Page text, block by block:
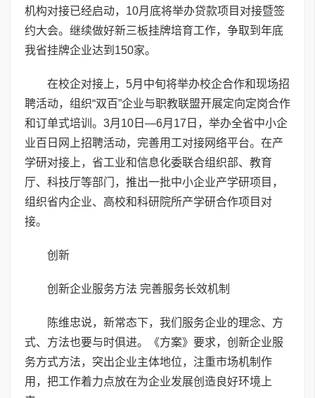
机构对接已经启动，10月底将举办贷款项目对接暨签
约大会。继续做好新三板挂牌培育工作，争取到年底
我省挂牌企业达到150家。
在校企对接上，5月中旬将举办校企合作和现场招
聘活动，组织“双百”企业与职教联盟开展定向定岗合作
和订单式培训。3月10日—6月17日，举办全省中小企
业百日网上招聘活动，完善用工对接网络平台。在产
学研对接上，省工业和信息化委联合组织部、教育
厅、科技厅等部门，推出一批中小企业产学研项目，
组织省内企业、高校和科研院所产学研合作项目对
接。
创新
创新企业服务方法 完善服务长效机制
陈维忠说，新常态下，我们服务企业的理念、方
式、方法也要与时俱进。《方案》要求，创新企业服
务方式方法，突出企业主体地位，注重市场机制作
用，把工作着力点放在为企业发展创造良好环境上